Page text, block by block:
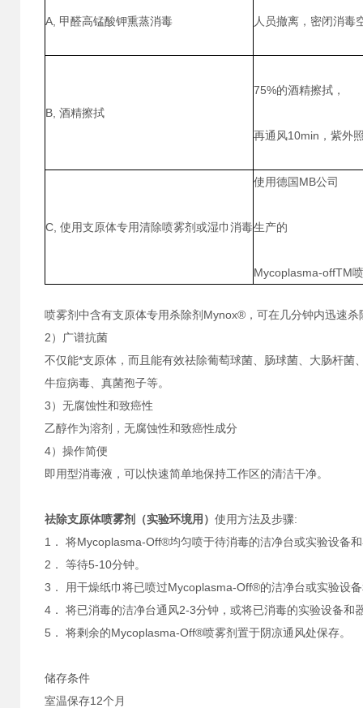
A, 甲醛高锰酸钾熏蒸消毒 人员撤离，密闭消毒
B, 酒精擦拭
75%的酒精擦拭，
再通风10min，紫外
C, 使用支原体专用清除喷雾剂或湿巾消毒
使用德国MB公司
生产的
Mycoplasma-offTM
喷雾剂中含有支原体专用杀除剂Mynox®，可在几分钟内迅速杀
2）广谱抗菌
不仅能*支原体，而且能有效祛除葡萄球菌、肠球菌、大肠杆
牛痘病毒、真菌孢子等。
3）无腐蚀性和致癌性
乙醇作为溶剂，无腐蚀性和致癌性成分
4）操作简便
即用型消毒液，可以快速简单地保持工作区的清洁干净。
祛除支原体喷雾剂（实验环境用） 使用方法及步骤:
1． 将Mycoplasma-Off®均匀喷于待消毒的洁净台或实验设备
2． 等待5-10分钟。
3． 用干燥纸巾将已喷过Mycoplasma-Off®的洁净台或实验设
4． 将已消毒的洁净台通风2-3分钟，或将已消毒的实验设备和
5． 将剩余的Mycoplasma-Off®喷雾剂置于阴凉通风处保存。
储存条件
室温保存12个月